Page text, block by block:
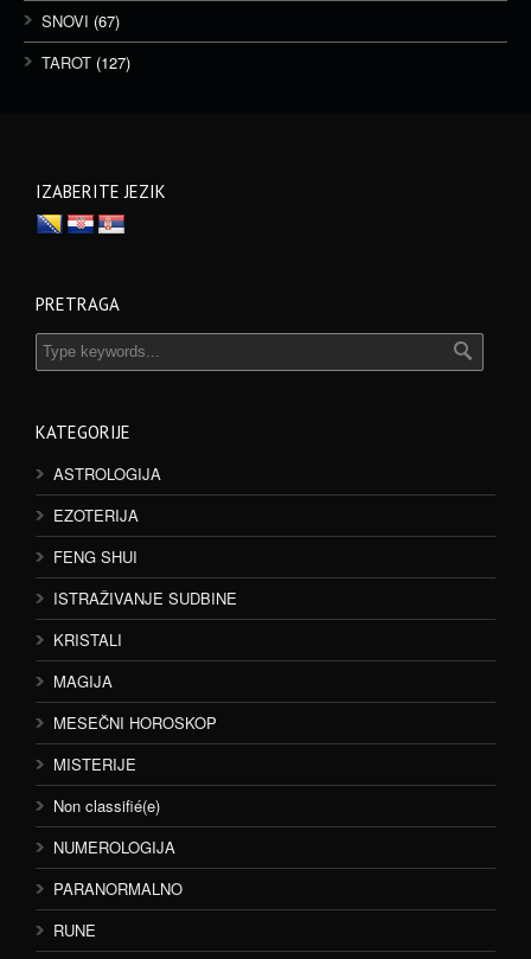
SNOVI (67)
TAROT (127)
IZABERITE JEZIK
PRETRAGA
KATEGORIJE
ASTROLOGIJA
EZOTERIJA
FENG SHUI
ISTRAŽIVANJE SUDBINE
KRISTALI
MAGIJA
MESEČNI HOROSKOP
MISTERIJE
Non classifié(e)
NUMEROLOGIJA
PARANORMALNO
RUNE